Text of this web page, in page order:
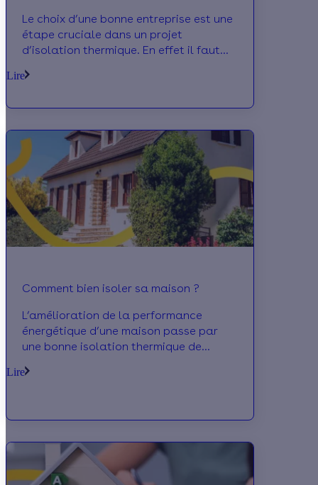
Le choix d’une bonne entreprise est une
étape cruciale dans un projet
d’isolation thermique. En effet il faut
seulement bien mener le projet, il doit
postuler aux diverses aides
écologiques.
Lire
Comment bien isoler sa maison ?
L’amélioration de la performance
énergétique d’une maison passe par
une bonne isolation thermique de
vitrées. En savoir plus
Lire